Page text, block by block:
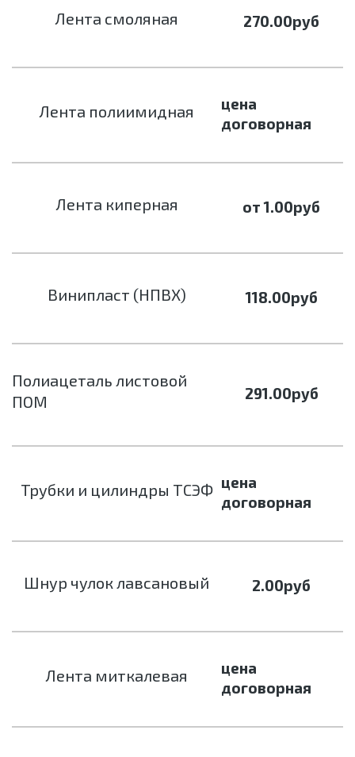
Лента смоляная 270.00руб
Лента полиимидная
цена
договорная
Лента киперная от 1.00руб
Винипласт (НПВХ) 118.00руб
Полиацеталь листовой
ПОМ
291.00руб
Трубки и цилиндры ТСЭФ цена
договорная
Шнур чулок лавсановый 2.00руб
Лента миткалевая
цена
договорная